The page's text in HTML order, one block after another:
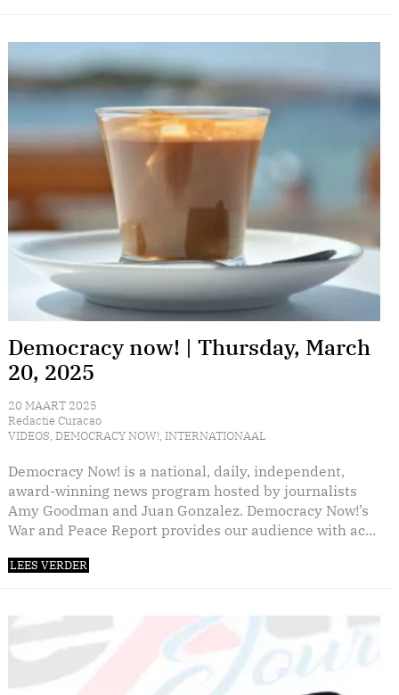
Democracy now! | Thursday, March
20, 2025
20 MAART 2025
Redactie Curacao
VIDEOS, DEMOCRACY NOW!, INTERNATIONAAL
Democracy Now! is a national, daily, independent,
award-winning news program hosted by journalists
Amy Goodman and Juan Gonzalez. Democracy Now!’s
War and Peace Report provides our audience with ac...
LEES VERDER